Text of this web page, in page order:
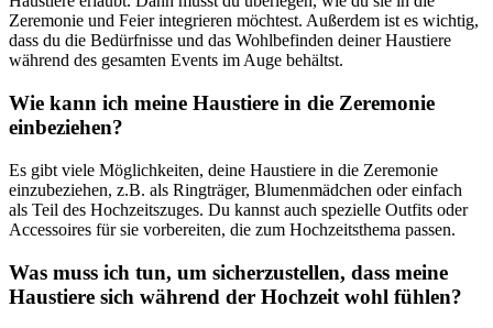
Zeremonie und Feier integrieren möchtest. Außerdem ist es wichtig,
dass du die Bedürfnisse und das Wohlbefinden deiner Haustiere
während des gesamten Events im Auge behältst.
Wie kann ich meine Haustiere in die Zeremonie
einbeziehen?
Es gibt viele Möglichkeiten, deine Haustiere in die Zeremonie
einzubeziehen, z.B. als Ringträger, Blumenmädchen oder einfach
als Teil des Hochzeitszuges. Du kannst auch spezielle Outfits oder
Accessoires für sie vorbereiten, die zum Hochzeitsthema passen.
Was muss ich tun, um sicherzustellen, dass meine
Haustiere sich während der Hochzeit wohl fühlen?